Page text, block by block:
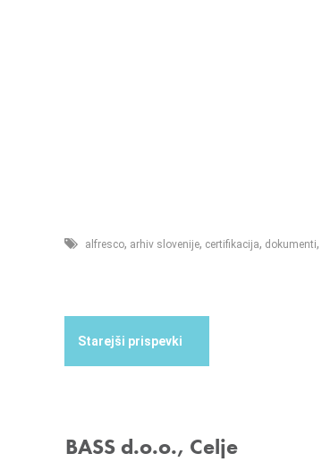
alfresco, arhiv slovenije, certifikacija, dokumenti,
BASS d.o.o., Celje